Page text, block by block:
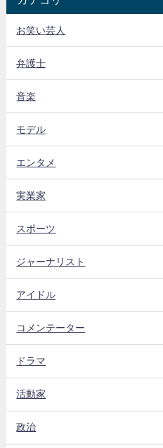
お笑い芸人
弁護士
音楽
モデル
エンタメ
実業家
スポーツ
ジャーナリスト
アイドル
コメンテーター
ドラマ
活動家
政治